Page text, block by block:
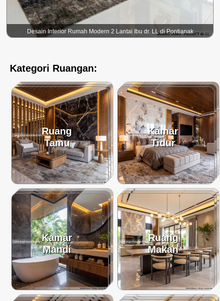
Desain Interior Rumah Modern 2 Lantai Ibu dr. LL di Pontianak
Kategori Ruangan:
Ruang
Tamu
Kamar
Tidur
Kamar
Mandi
Ruang
Makan